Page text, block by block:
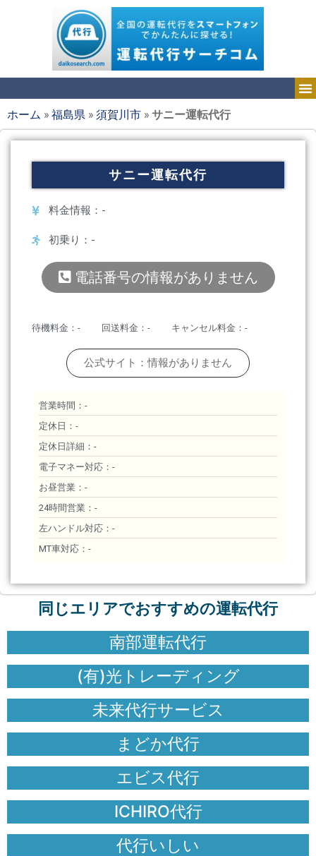
ホーム »福島県 »須賀川市 »サニー運転代行
サニー運転代行
料金情報：-
初乗り：-
電話番号の情報がありません
待機料金：- 回送料金：- キャンセル料金：-
公式サイト：情報がありません
営業時間：-
定休日：-
定休日詳細：-
電子マネー対応：-
お昼営業：-
24時間営業：-
左ハンドル対応：-
MT車対応：-
同じエリアでおすすめの運転代行
南部運転代行
(有)光トレーディング
未来代行サービス
まどか代行
エビス代行
ICHIRO代行
代行いしい